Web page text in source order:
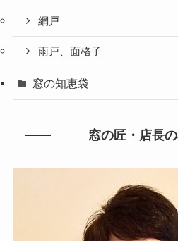
網戸
雨戸、面格子
窓の知恵袋
窓の匠・店長